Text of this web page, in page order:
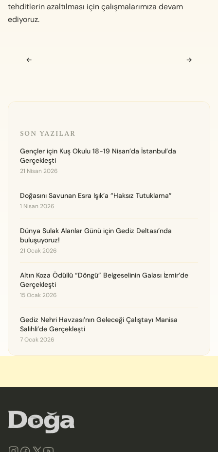
tehditlerin azaltılması için çalışmalarımıza devam
ediyoruz.
Navigasyon sonrası
← →
SON YAZILAR
Gençler için Kuş Okulu 18-19 Nisan’da İstanbul’da
Gerçekleşti
21 Nisan 2026
Doğasını Savunan Esra Işık’a “Haksız Tutuklama”
1 Nisan 2026
Dünya Sulak Alanlar Günü için Gediz Deltası’nda
buluşuyoruz!
21 Ocak 2026
Altın Koza Ödüllü “Döngü” Belgeselinin Galası İzmir’de
Gerçekleşti
15 Ocak 2026
Gediz Nehri Havzası’nın Geleceği Çalıştayı Manisa
Salihli’de Gerçekleşti
7 Ocak 2026